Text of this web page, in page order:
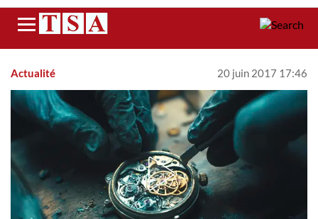
Menu
Actualité 20 juin 2017 17:46